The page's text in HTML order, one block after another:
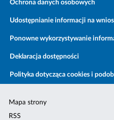
Ochrona danych osobowych
Udostępnianie informacji na
Ponowne wykorzystywanie
Deklaracja dostępności
Polityka dotycząca cookies i
Mapa strony
RSS